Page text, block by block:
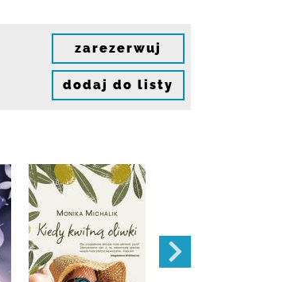
zarezerwuj
dodaj do listy